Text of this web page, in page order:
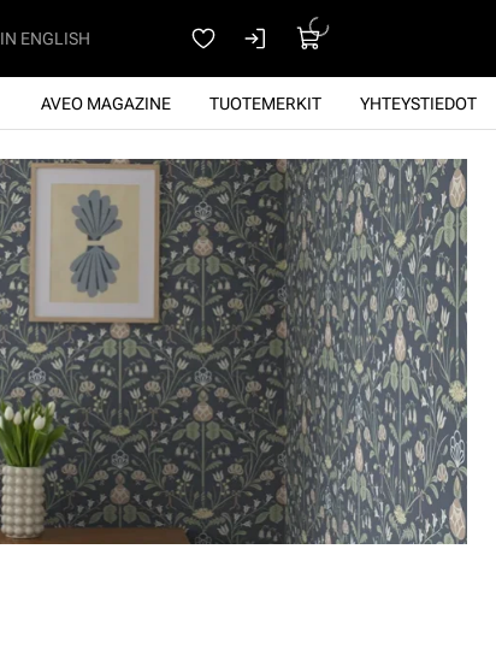
YHTEYSTIEDOT
TUOTEMERKIT
AVEO MAGAZINE
IN ENGLISH